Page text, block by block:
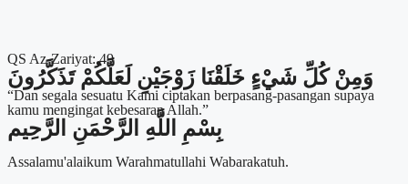
QS Az-Zariyat: 49
وَمِنْ كُلِّ شَيْءٍ خَلَقْنَا زَوْجَيْنِ لَعَلَّكُمْ تَذَكَّرُونَ
“Dan segala sesuatu Kami ciptakan berpasang-pasangan supaya
kamu mengingat kebesaran Allah.”
بِسْمِ اللَّهِ الرَّحْمَنِ الرَّحِيم
Assalamu'alaikum Warahmatullahi Wabarakatuh.